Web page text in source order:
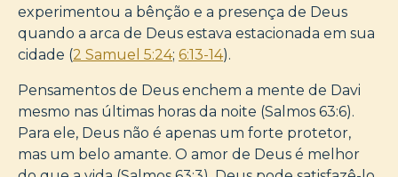
experimentou a bênção e a presença de Deus
quando a arca de Deus estava estacionada em sua
cidade (2 Samuel 5:24; 6:13-14).
Pensamentos de Deus enchem a mente de Davi
mesmo nas últimas horas da noite (Salmos 63:6).
Para ele, Deus não é apenas um forte protetor,
mas um belo amante. O amor de Deus é melhor